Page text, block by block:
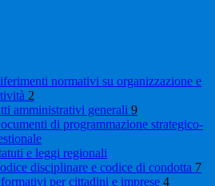
normativi su organizzazione e
2
amministrativi generali 9
di programmazione strategico-
e leggi regionali
disciplinare e codice di condotta 7
per cittadini e imprese 4